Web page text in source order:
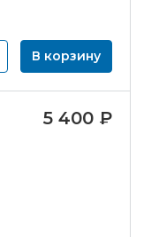
В корзину
5 400 ₽